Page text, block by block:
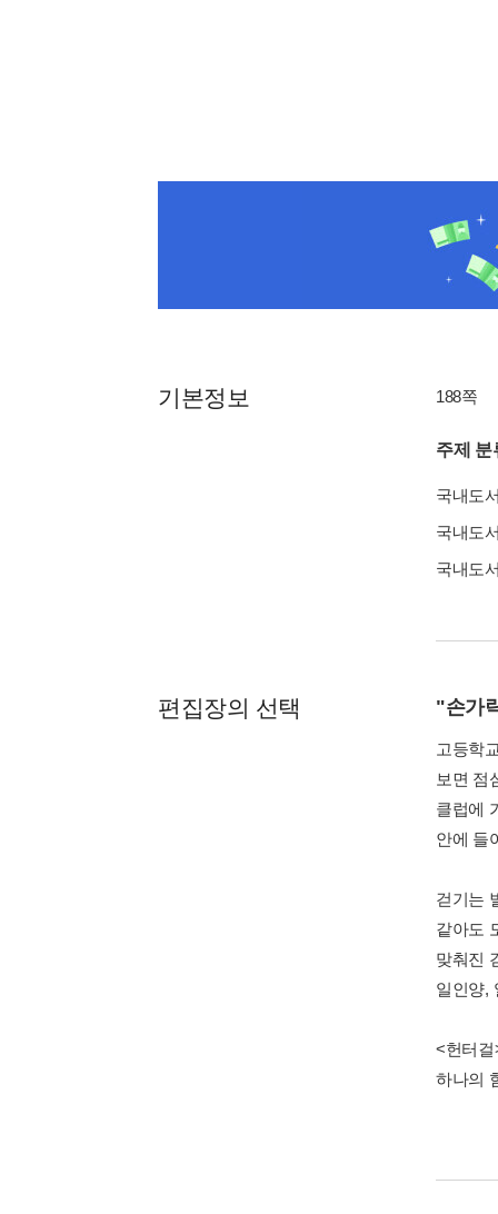
기본정보 188쪽
주제 분
국내도
국내도
국내도
편집장의 선택 "손가
고등학
보면 점
클럽에
안에 들
걷기는
같아도
맞춰진
일인양,
<헌터걸
하나의